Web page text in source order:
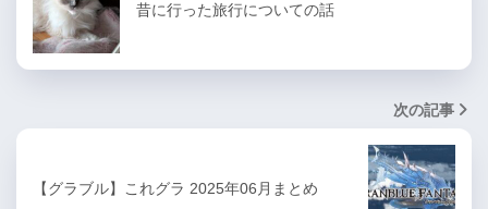
昔に行った旅行についての話
次の記事
【グラブル】これグラ 2025年06月まとめ